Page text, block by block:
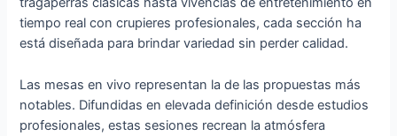
tiempo real con crupieres profesionales, cada sección ha
está diseñada para brindar variedad sin perder calidad.
Las mesas en vivo representan la de las propuestas más
notables. Difundidas en elevada definición desde estudios
profesionales, estas sesiones recrean la atmósfera